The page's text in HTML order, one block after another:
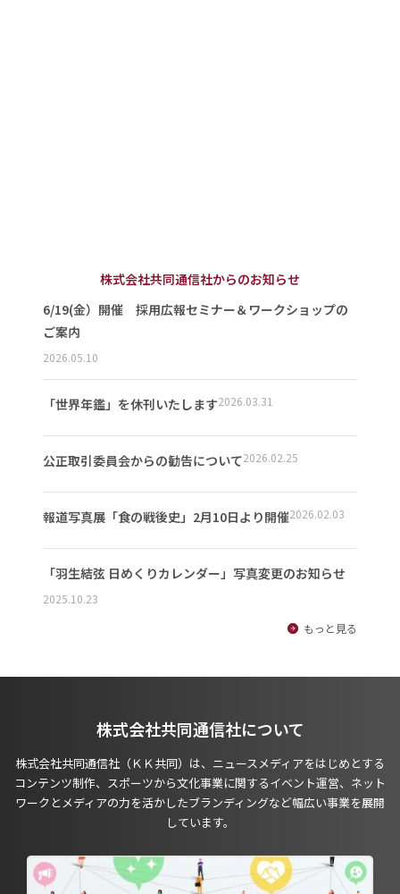
株式会社共同通信社からのお知らせ
6/19(金）開催 採用広報セミナー＆ワークショップの
ご案内
2026.05.10
「世界年鑑」を休刊いたします2026.03.31
公正取引委員会からの勧告について2026.02.25
報道写真展「食の戦後史」2月10日より開催2026.02.03
「羽生結弦 日めくりカレンダー」写真変更のお知らせ
2025.10.23
もっと見る
株式会社共同通信社について
株式会社共同通信社（ＫＫ共同）は、ニュースメディアをはじめとする
コンテンツ制作、スポーツから文化事業に関するイベント運営、ネット
ワークとメディアの力を活かしたブランディングなど幅広い事業を展開
しています。